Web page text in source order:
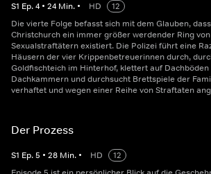
S1 Ep.4 • 24 Min. • HD
12
Die vierte Folge befasst sich mit dem Glauben,
Christchurch ein immer größer werdender Ring von
Sexualstraftätern existiert. Die Polizei führt eine
Häusern der vier Krippenbetreuerinnen durch,
Goldfischteich im Hinterhof, klettert auf Dachböden
Dachkammern und durchsucht Brettspiele der
verhaftet und wegen einer Reihe von Straftaten
Der Prozess
S1 Ep.5 • 28 Min. • HD
12